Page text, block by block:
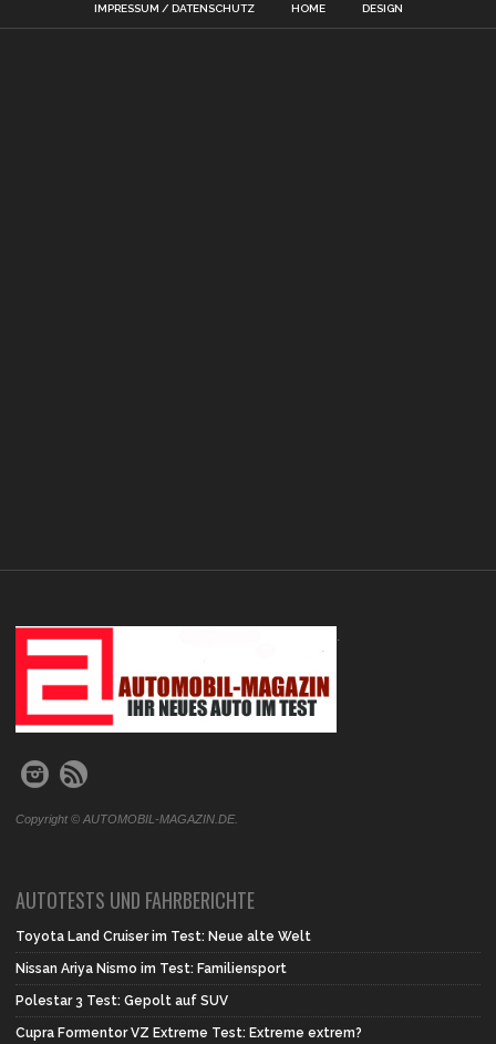
IMPRESSUM / DATENSCHUTZ HOME DESIGN
Copyright © AUTOMOBIL-MAGAZIN.DE.
AUTOTESTS UND FAHRBERICHTE
Toyota Land Cruiser im Test: Neue alte Welt
Nissan Ariya Nismo im Test: Familiensport
Polestar 3 Test: Gepolt auf SUV
Cupra Formentor VZ Extreme Test: Extreme extrem?